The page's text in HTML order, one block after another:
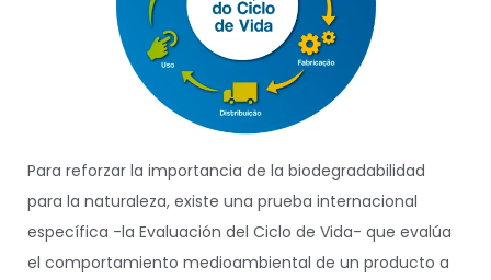
Para reforzar la importancia de la biodegradabilidad
para la naturaleza, existe una prueba internacional
específica -la Evaluación del Ciclo de Vida- que evalúa
el comportamiento medioambiental de un producto a